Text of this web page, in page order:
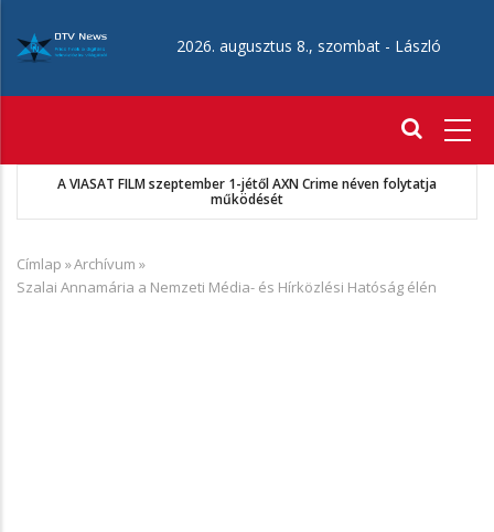
tartalomra
2026. augusztus 8., szombat - László
MKSZ-Sport TV megállapodás
Morzsa
Címlap »Archívum »
Szalai Annamária a Nemzeti Média- és Hírközlési Hatóság élén